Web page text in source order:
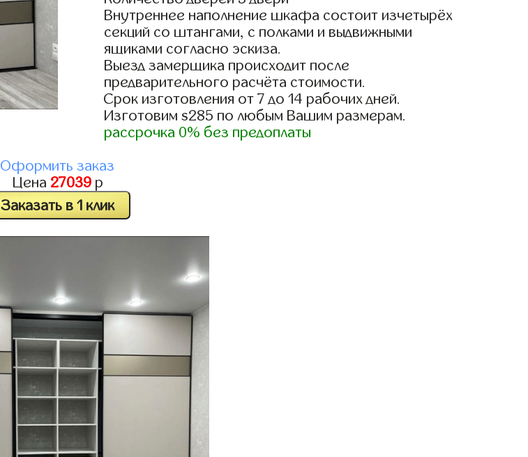
Внутреннее наполнение шкафа состоит изчетырёх
секций со штангами, с полками и выдвижными
ящиками согласно эскиза.
Выезд замерщика происходит после
предварительного расчёта стоимости.
Срок изготовления от 7 до 14 рабочих дней.
Изготовим s285 по любым Вашим размерам.
рассрочка 0% без предоплаты
Оформить заказ
Цена 27039р
Заказать в 1 клик